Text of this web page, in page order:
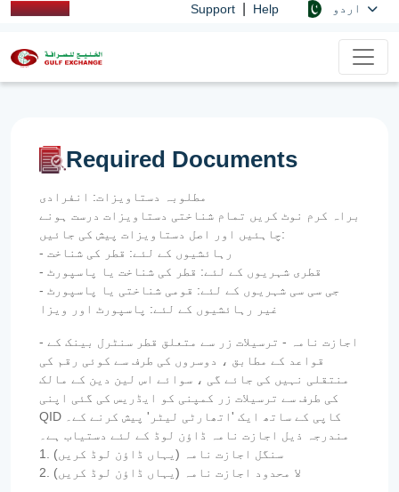
Support Help
Required Documents
مطلوبہ دستاویزات: انفرادی
براہ کرم نوٹ کریں تمام شناختی دستاویزات درست ہونے
چاہئیں اور اصل دستاویزات پیش کی جائیں:
- رہائشیوں کے لئے: قطر کی شناخت
- قطری شہریوں کے لئے: قطر کی شناخت یا پاسپورٹ
- جی سی سی شہریوں کے لئے: قومی شناختی یا پاسپورٹ
غیر رہائشیوں کے لئے: پاسپورٹ اور ویزا
- اجازت نامہ - ترسیلات زر سے متعلق قطر سنٹرل بینک کے
قواعد کے مطابق ، دوسروں کی طرف سے کوئی رقم کی
منتقلی نہیں کی جائے گی ، سوائے اس لین دین کے مالک
کی طرف سے ترسیلات زر کمپنی کو ایڈریس کی گئی اپنی
QID کاپی کے ساتھ ایک 'اتھارٹی لیٹر' پیش کرنے کے۔
مندرجہ ذیل اجازت نامہ ڈاؤن لوڈ کے لئے دستیاب ہے۔
1. سنگل اجازت نامہ (یہاں ڈاؤن لوڈ کریں)
2. لا محدود اجازت نامہ (یہاں ڈاؤن لوڈ کریں)